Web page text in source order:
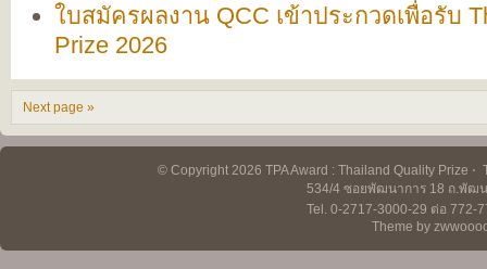
ใบสมัครผลงาน QCC เข้าประกวดเพื่อรับ
Prize 2026
Next page »
© Copyright 2026 TPA Award : Thailand Quality Prize
534/4 ซอยพัฒนาการ 18 ถ.พัฒ
Tel. 0-2717-3000-29 ต่อ 772-
Theme by